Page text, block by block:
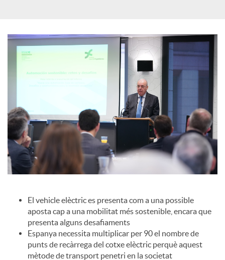
c
o
n
t
i
n
El vehicle elèctric es presenta com a una possible
aposta cap a una mobilitat més sostenible, encara que
presenta alguns desafiaments
Espanya necessita multiplicar per 90 el nombre de
punts de recàrrega del cotxe elèctric perquè aquest
mètode de transport penetri en la societat